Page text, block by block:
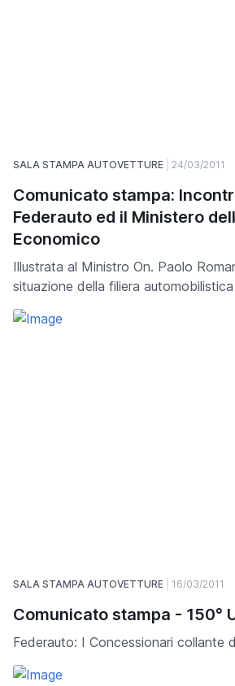
SALA STAMPA AUTOVETTURE 24/03/2011
Comunicato stampa:
Federauto ed il Ministero
Economico
Illustrata al Ministro On. Paolo
situazione della filiera
SALA STAMPA AUTOVETTURE 16/03/2011
Comunicato stampa - 150°
Federauto: I Concessionari collante